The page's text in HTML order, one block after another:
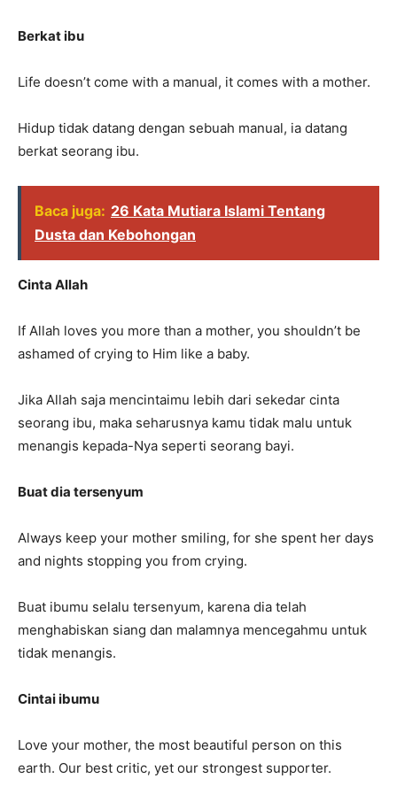
Berkat ibu
Life doesn’t come with a manual, it comes with a mother.
Hidup tidak datang dengan sebuah manual, ia datang
berkat seorang ibu.
Baca juga: 26 Kata Mutiara Islami Tentang
Dusta dan Kebohongan
Cinta Allah
If Allah loves you more than a mother, you shouldn’t be
ashamed of crying to Him like a baby.
Jika Allah saja mencintaimu lebih dari sekedar cinta
seorang ibu, maka seharusnya kamu tidak malu untuk
menangis kepada-Nya seperti seorang bayi.
Buat dia tersenyum
Always keep your mother smiling, for she spent her days
and nights stopping you from crying.
Buat ibumu selalu tersenyum, karena dia telah
menghabiskan siang dan malamnya mencegahmu untuk
tidak menangis.
Cintai ibumu
Love your mother, the most beautiful person on this
earth. Our best critic, yet our strongest supporter.